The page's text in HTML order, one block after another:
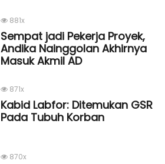
881x
Sempat jadi Pekerja Proyek,
Andika Nainggolan Akhirnya
Masuk Akmil AD
871x
Kabid Labfor: Ditemukan GSR
Pada Tubuh Korban
870x